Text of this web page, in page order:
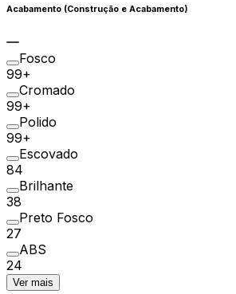
Acabamento (Construção e Acabamento)
Fosco
99+
Cromado
99+
Polido
99+
Escovado
84
Brilhante
38
Preto Fosco
27
ABS
24
Ver mais